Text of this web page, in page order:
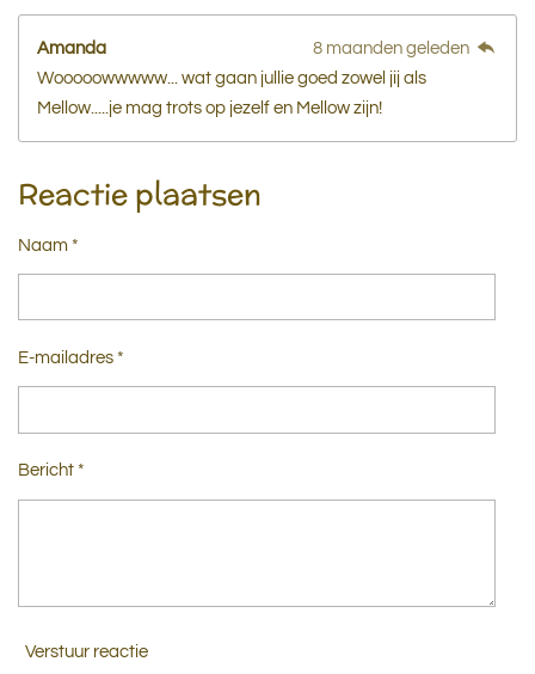
Amanda
8 maanden geleden
Wooooowwwww... wat gaan jullie goed zowel jij als
Mellow.....je mag trots op jezelf en Mellow zijn!
Reactie plaatsen
Naam *
E-mailadres *
Bericht *
Verstuur reactie